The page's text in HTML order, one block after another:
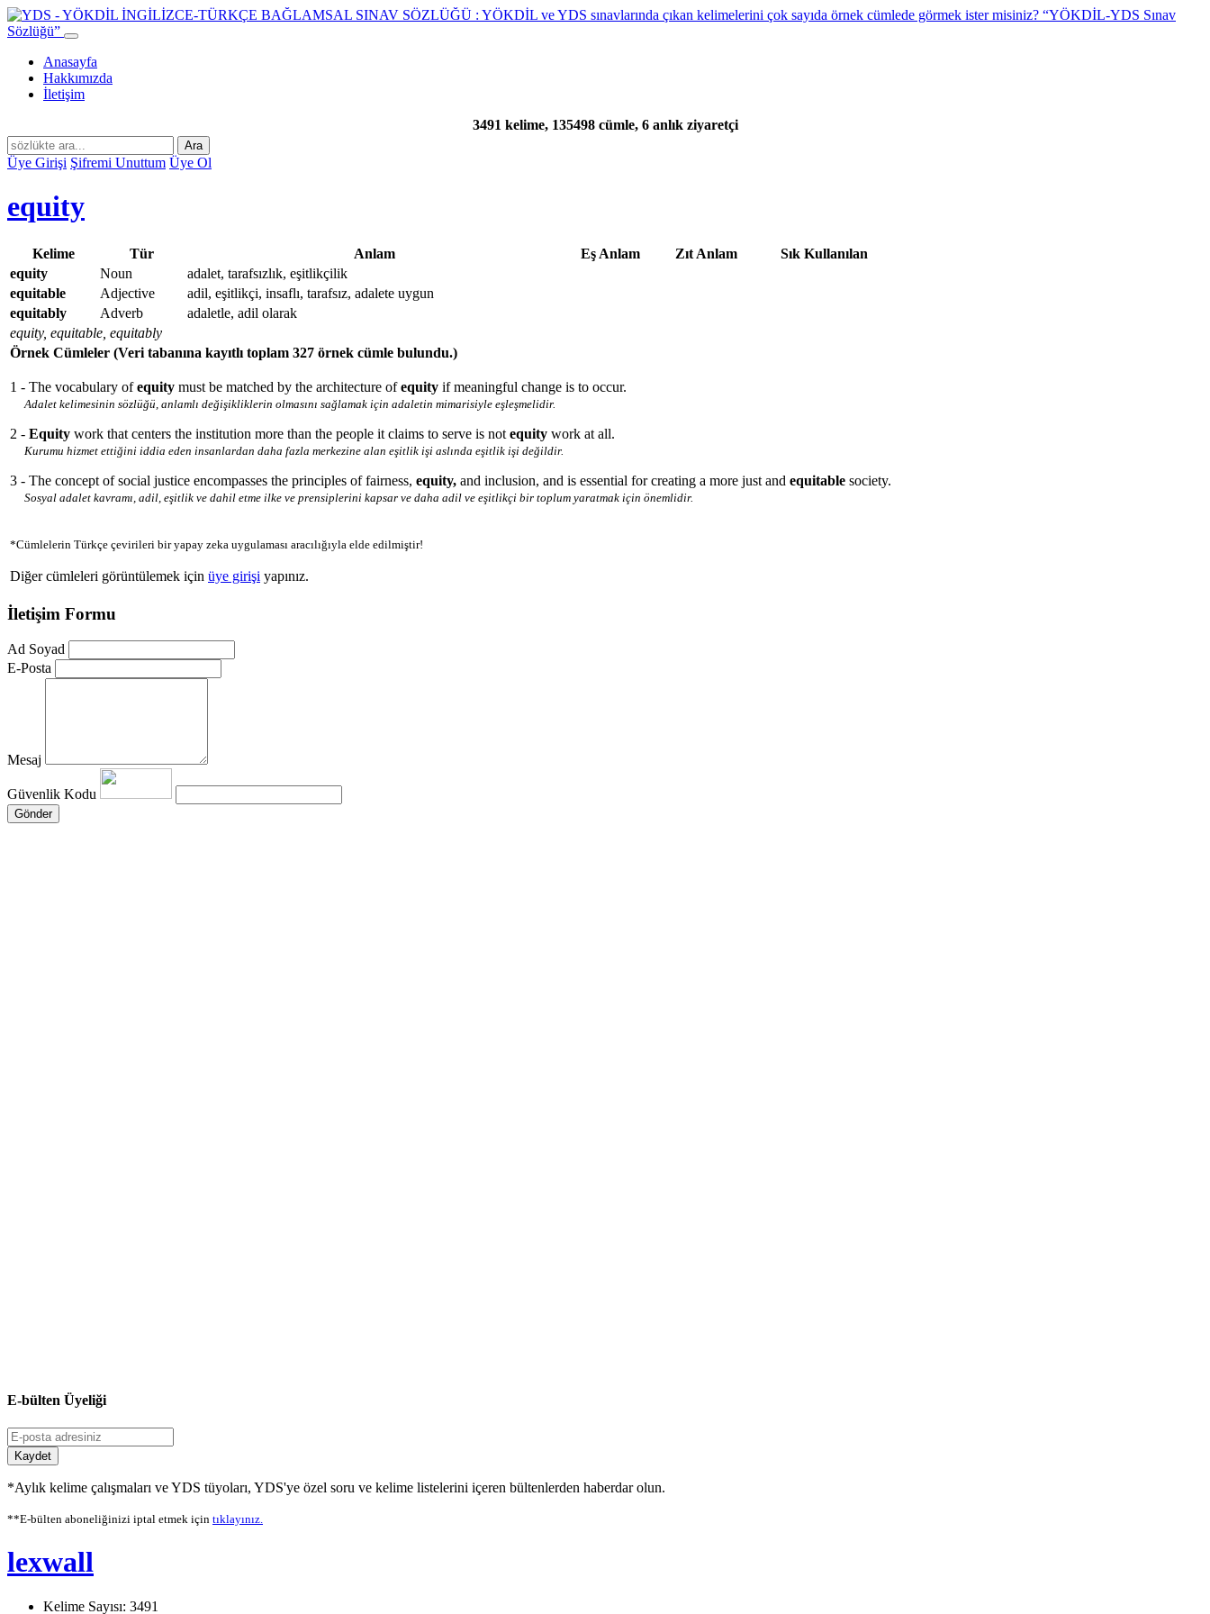
“YÖKDİL-YDS Sınav
Sözlüğü”
Anasayfa
Hakkımızda
İletişim
3491 kelime, 135498 cümle, 6 anlık ziyaretçi
Ara
Üye Girişi Şifremi Unuttum Üye Ol
equity
Kelime Tür Anlam Eş Anlam Zıt Anlam
Sık Kullanılan
equity
Noun
adalet, tarafsızlık, eşitlikçilik
equitable
Adjective
adil, eşitlikçi, insaflı, tarafsız, adalete uygun
equitably
Adverb
adaletle, adil olarak
equity, equitable, equitably
Örnek Cümleler (Veri tabanına kayıtlı toplam 327 örnek cümle bulundu.)
1 - The vocabulary ofequity must be matched by the architecture ofequity if meaningful change is to occur.
Adalet kelimesinin sözlüğü, anlamlı değişikliklerin olmasını sağlamak için adaletin mimarisiyle eşleşmelidir.
2 - Equity work that centers the institution more than the people it claims to serve is not equity work at all.
Kurumu hizmet ettiğini iddia eden insanlardan daha fazla merkezine alan eşitlik işi aslında eşitlik işi değildir.
3 - The concept of social justice encompasses the principles of fairness, equity, and inclusion, and is essential for creating a more just and equitable society.
Sosyal adalet kavramı, adil, eşitlik ve dahil etme ilke ve prensiplerini kapsar ve daha adil ve eşitlikçi bir toplum yaratmak için önemlidir.
*Cümlelerin Türkçe çevirileri bir yapay zeka uygulaması aracılığıyla elde edilmiştir!
Diğer cümleleri görüntülemek için üye girişi yapınız.
İletişim Formu
Ad Soyad
E-Posta
Mesaj
Güvenlik Kodu
Gönder
E-bülten Üyeliği
Kaydet
*Aylık kelime çalışmaları ve YDS tüyoları, YDS'ye özel soru ve kelime listelerini içeren bültenlerden haberdar olun.
**E-bülten aboneliğinizi iptal etmek için tıklayınız.
lexwall
Kelime Sayısı: 3491